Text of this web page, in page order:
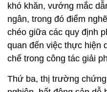
khó khăn, vướng mắc
ngân, trong đó điểm
chéo giữa các quy định
quan đến việc thực hiện
chế trong công tác giải
Thứ ba, thị trường